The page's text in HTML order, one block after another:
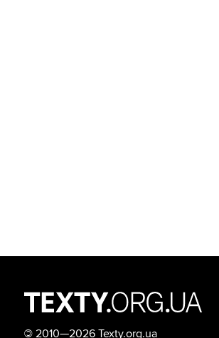
© 2010—2026 Texty.org.ua